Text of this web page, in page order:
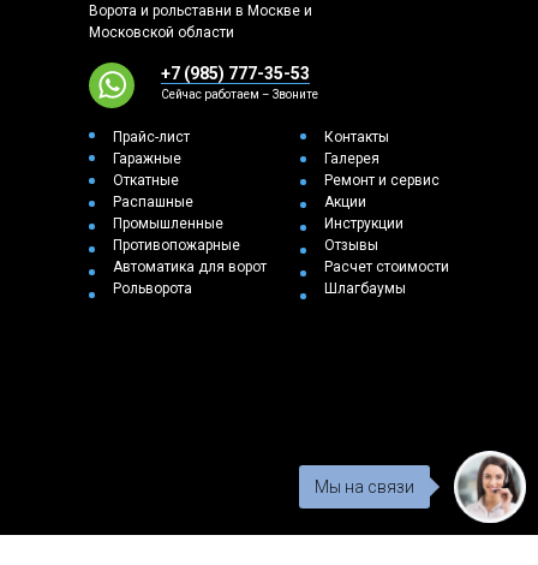
Ворота и рольставни в Москве и
Московской области
+7 (985) 777-35-53
Сейчас работаем – Звоните
Прайс-лист
Гаражные
Откатные
Распашные
Промышленные
Противопожарные
Автоматика для ворот
Рольворота
Контакты
Галерея
Ремонт и сервис
Акции
Инструкции
Отзывы
Расчет стоимости
Шлагбаумы
Мы на связи